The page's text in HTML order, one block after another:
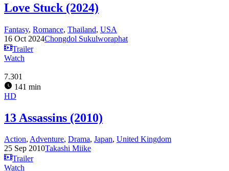
Love Stuck (2024)
Fantasy, Romance, Thailand, USA
16 Oct 2024Chongdol Sukulworaphat
Trailer
Watch
7.301
141 min
HD
13 Assassins (2010)
Action, Adventure, Drama, Japan, United Kingdom
25 Sep 2010Takashi Miike
Trailer
Watch